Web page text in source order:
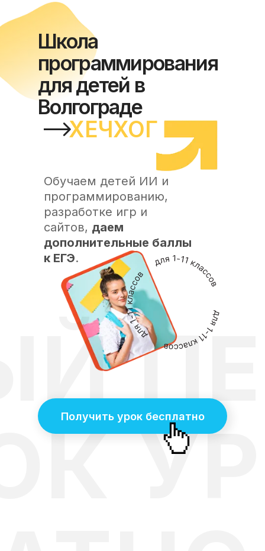
Школа
программирования
для детей в
Волгограде
ХЕЧХОГ
Обучаем детей ИИ и
программированию,
разработке игр и
сайтов, даем
дополнительные баллы
к ЕГЭ.
Получить урок бесплатно